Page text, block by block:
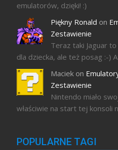
emulatorów, dzięki! :)
Piękny Ronald on
Zestawienie
Teraz taki Jaguar
dla dziecka, ale też posag :-)
Maciek on
Zestawienie
Nintendo miało
właściwie na start tej konsoli
POPULARNE TAGI